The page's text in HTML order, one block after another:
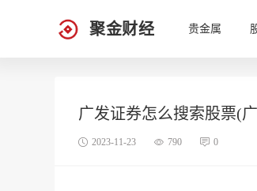
聚金财经 贵金属
广发证券怎么搜索股票(
2023-11-23 790 0